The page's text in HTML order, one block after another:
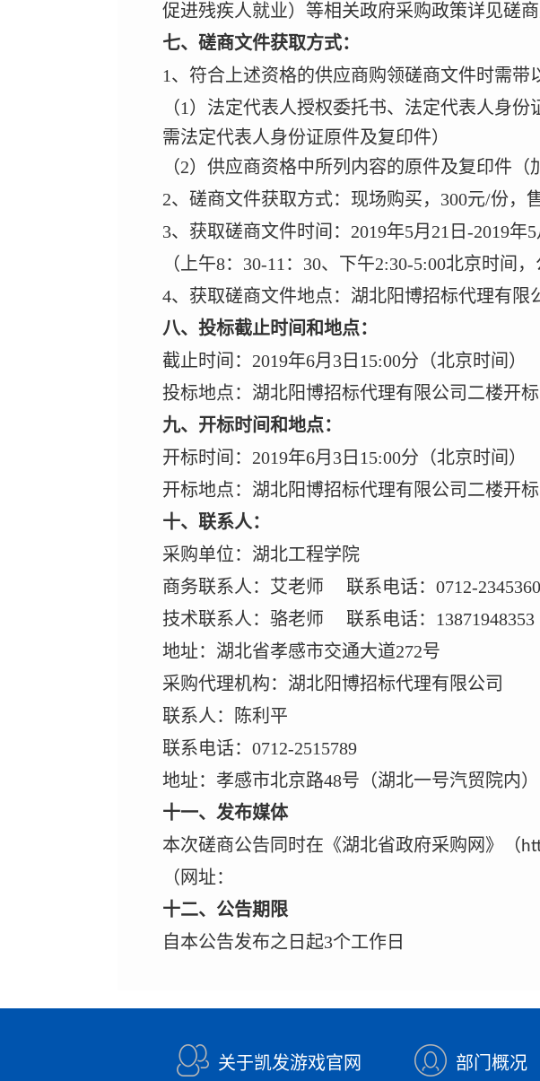
促进残疾人就业）等相关政府采购政策详见磋商
七、磋商文件获取方式：
1、符合上述资格的供应商购领磋商文件时需带
（1）法定代表人授权委托书、法定代表人身
需法定代表人身份证原件及复印件）
（2）供应商资格中所列内容的原件及复印件（
2、磋商文件获取方式：现场购买， 300元/份，
3、获取磋商文件时间： 2019年5月21日-2019年5
（上午8： 30-11 ： 30、下午2:30-5:00北京时间，
4、 获取磋商文件地点：湖北阳博招标代理有限
八、投标截止时间和地点：
截止时间： 2019年6月 3 日 15:00分（北京时间）
投标地点：湖北阳博招标代理有限公司二楼开
九、开标时间和地点：
开标时间： 2019年6月 3 日 15:00分（北京时间）
开标地点：湖北阳博招标代理有限公司二楼开
十、联系人：
采购单位：湖北工程学院
商务联系人：艾老师
联系电话： 0712-2345360
技术联系人：骆老师
联系电话： 13871948353
地址：湖北省孝感市交通大道272号
采购代理机构：湖北阳博招标代理有限公司
联系人：陈利平
联系电话： 0712-2515789
地址：孝感市北京路48号（湖北一号汽贸院内）
十一、发布媒体
本次磋商公告同时在《湖北省政府采购网》（
（网址：
十二、公告期限
自本公告发布之日起3个工作日
关于凯发游戏官网 部门概况